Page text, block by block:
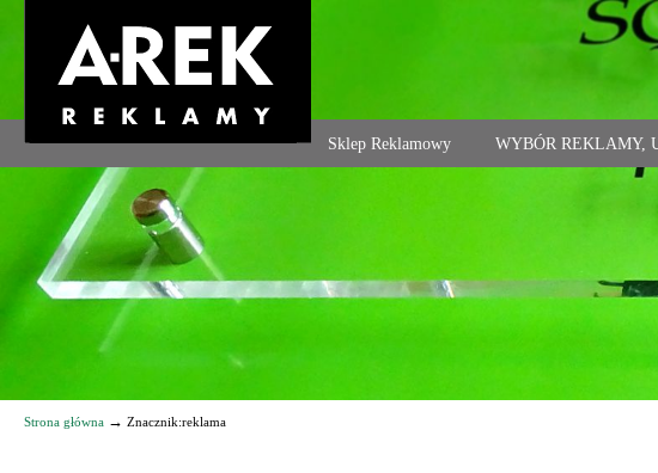
Agencja reklamowa. Reklama – usługi, druk
Sklep Reklamowy WYBÓR REKLAMY,
Strona główna → Znacznik:reklama